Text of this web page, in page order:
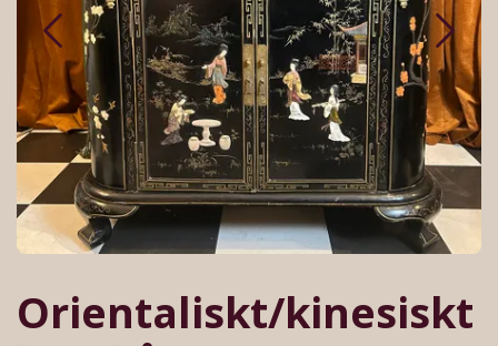
Orientaliskt/kinesiskt